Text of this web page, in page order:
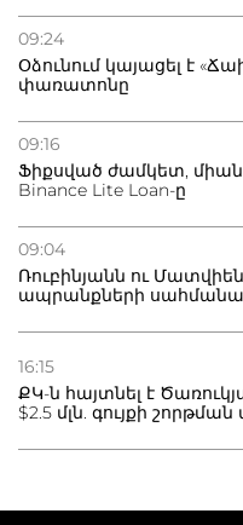
09:24
Օձունում կայացել է
փառատոնը
09:16
Ֆիքսված ժամկետ,
Binance Lite Loan-ը
09:04
Ռուբինյանն ու
ապրանքների
16:15
ՔԿ-ն հայտնել է
$2.5 մլն. գույքի